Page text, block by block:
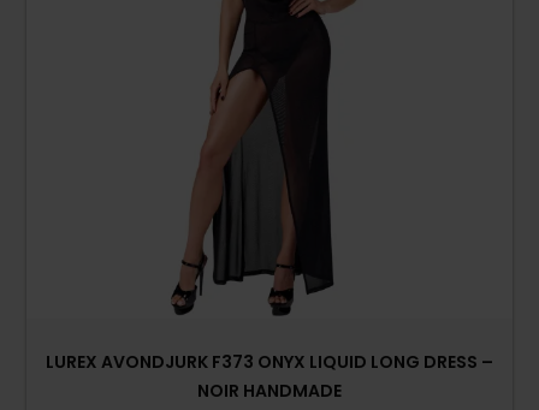
LUREX AVONDJURK F373 ONYX LIQUID LONG DRESS –
NOIR HANDMADE